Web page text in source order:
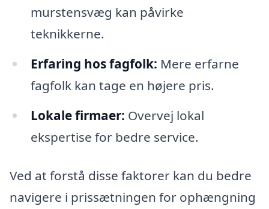
murstensvæg kan påvirke
teknikkerne.
Erfaring hos fagfolk: Mere erfarne
fagfolk kan tage en højere pris.
Lokale firmaer: Overvej lokal
ekspertise for bedre service.
Ved at forstå disse faktorer kan du bedre
navigere i prissætningen for ophængning